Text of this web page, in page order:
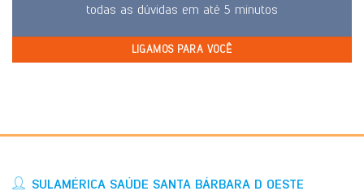
todas as dúvidas em até 5 minutos
LIGAMOS PARA VOCÊ
SULAMÉRICA SAÚDE SANTA BÁRBARA D OESTE